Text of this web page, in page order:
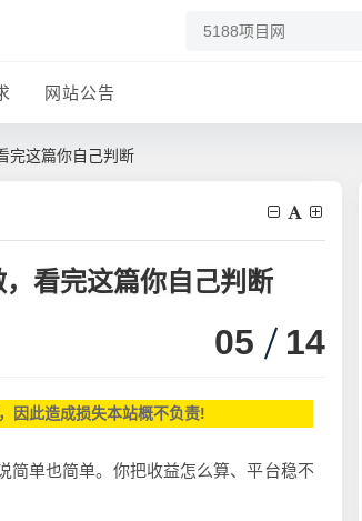
网站公告
完这篇你自己判断
，看完这篇你自己判断
05 14
因此造成损失本站概不负责!
简单也简单。你把收益怎么算、平台稳不